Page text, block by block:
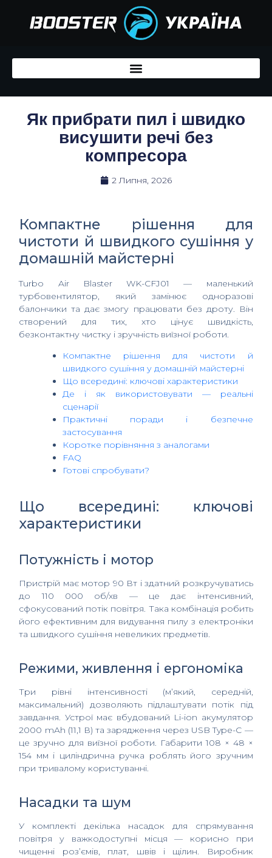
Як прибрати пил і швидко
висушити речі без
компресора
2 Липня, 2026
Компактне рішення для
чистоти й швидкого сушіння у
домашній майстерні
Turbo Air Blaster WK-CFJ01 — маленький
турбовентилятор, який замінює одноразові
балончики та дає змогу працювати без дроту. Він
створений для тих, хто цінує швидкість,
безконтактну чистку і зручність виїзної роботи.
Компактне рішення для чистоти й
швидкого сушіння у домашній майстерні
Що всередині: ключові характеристики
Де і як використовувати — реальні
сценарії
Практичні поради і безпечне
застосування
Коротке порівняння з аналогами
FAQ
Готові спробувати?
Що всередині: ключові
характеристики
Потужність і мотор
Пристрій має мотор 90 Вт і здатний розкручуватись
до 110 000 об/хв — це дає інтенсивний,
сфокусований потік повітря. Така комбінація робить
його ефективним для видування пилу з електроніки
та швидкого сушіння невеликих предметів.
Режими, живлення і ергономіка
Три рівні інтенсивності (м’який, середній,
максимальний) дозволяють підлаштувати потік під
завдання. Устрої має вбудований Li-ion акумулятор
2000 mAh (11,1 В) та зарядження через USB Type-C —
це зручно для виїзної роботи. Габарити 108 × 48 ×
154 мм і циліндрична ручка роблять його зручним
при тривалому користуванні.
Насадки та шум
У комплекті декілька насадок для спрямування
повітря у важкодоступні місця — корисно при
чищенні роз’ємів, плат, швів і щілин. Виробник